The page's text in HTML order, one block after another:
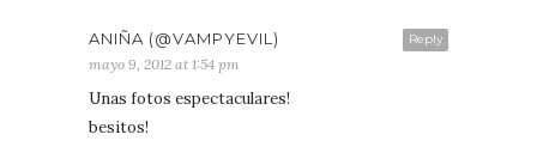
Reply
ANIÑA (@VAMPYEVIL)
mayo 9, 2012 at 1:54 pm
Unas fotos espectaculares!
besitos!